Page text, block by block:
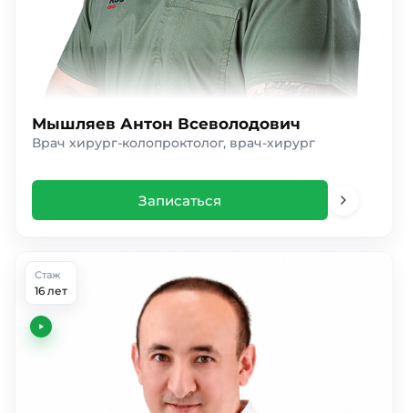
Мышляев Антон Всеволодович
Врач хирург-колопроктолог, врач-хирург
Записаться
Стаж
16 лет